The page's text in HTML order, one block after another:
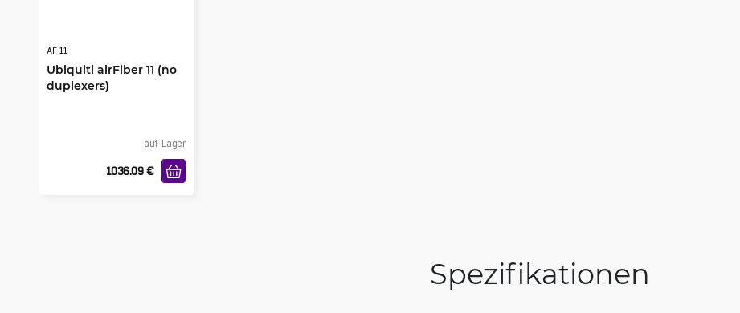
AF-11
Ubiquiti airFiber 11 (no
duplexers)
auf Lager
1036.09 €
Spezifikationen